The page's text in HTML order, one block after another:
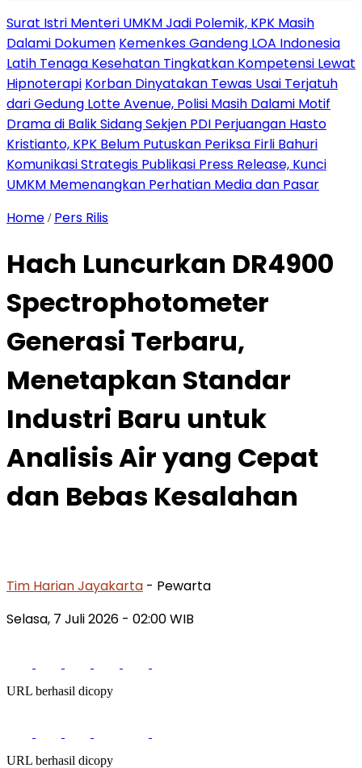
Surat Istri Menteri UMKM Jadi Polemik, KPK Masih
Dalami Dokumen Kemenkes Gandeng LOA Indonesia
Latih Tenaga Kesehatan Tingkatkan Kompetensi Lewat
Hipnoterapi Korban Dinyatakan Tewas Usai Terjatuh
dari Gedung Lotte Avenue, Polisi Masih Dalami Motif
Drama di Balik Sidang Sekjen PDI Perjuangan Hasto
Kristianto, KPK Belum Putuskan Periksa Firli Bahuri
Komunikasi Strategis Publikasi Press Release, Kunci
UMKM Memenangkan Perhatian Media dan Pasar
Home / Pers Rilis
Hach Luncurkan DR4900
Spectrophotometer
Generasi Terbaru,
Menetapkan Standar
Industri Baru untuk
Analisis Air yang Cepat
dan Bebas Kesalahan
Tim Harian Jayakarta - Pewarta
Selasa, 7 Juli 2026 - 02:00 WIB
URL berhasil dicopy
URL berhasil dicopy